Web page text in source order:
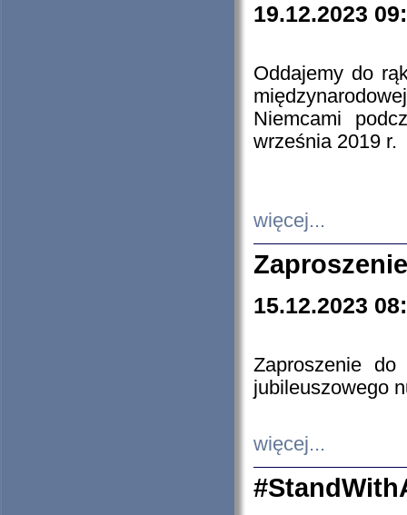
19.12.2023
Oddajemy do
Niemcami
września 2019 r.
więcej...
15.12.2023
Zaproszenie do
jubileuszowego
więcej...